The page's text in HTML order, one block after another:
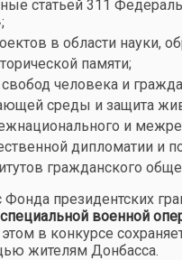
статьей 311
в области науки,
памяти;
человека и
среды и защита
и
дипломатии и
гражданского
Фонда президентских
военной
в конкурсе
жителям Донбасса.